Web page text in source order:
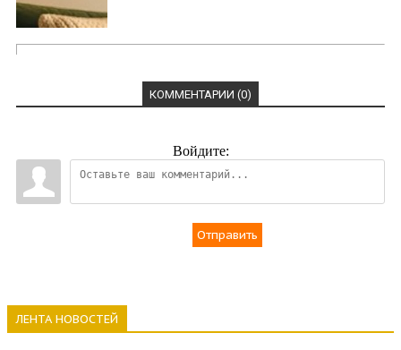
КОММЕНТАРИИ (0)
Войдите:
Отправить
ЛЕНТА НОВОСТЕЙ